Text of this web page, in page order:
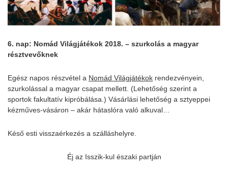
6. nap: Nomád Világjátékok 2018. – szurkolás a magyar
résztvevőknek
Egész napos részvétel a Nomád Világjátékok rendezvényein,
szurkolással a magyar csapat mellett. (Lehetőség szerint a
sportok fakultatív kipróbálása.) Vásárlási lehetőség a sztyeppei
kézműves-vásáron – akár hátaslóra való alkuval…
Késő esti visszaérkezés a szálláshelyre.
Éj az Isszik-kul északi partján